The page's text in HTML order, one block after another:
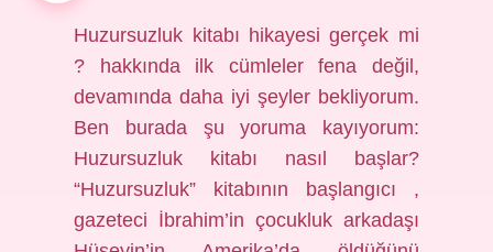
Huzursuzluk kitabı hikayesi gerçek mi
? hakkında ilk cümleler fena değil,
devamında daha iyi şeyler bekliyorum.
Ben burada şu yoruma kayıyorum:
Huzursuzluk kitabı nasıl başlar?
“Huzursuzluk” kitabının başlangıcı ,
gazeteci İbrahim’in çocukluk arkadaşı